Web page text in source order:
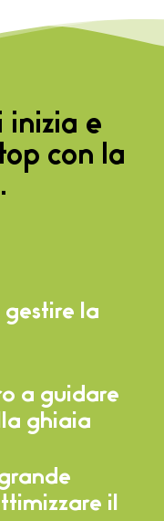
inizia e
con la
la
a guidare
ghiaia
il